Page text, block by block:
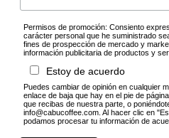
Permisos de promoción: Consiento
carácter personal que he suministrado
fines de prospección de mercado y
información publicitaria de productos y
Estoy de acuerdo
Puedes cambiar de opinión en cualquier
enlace de baja que hay en el pie de
que recibas de nuestra parte, o
info@cabucoffee.com. Al hacer clic en
podamos procesar tu información de